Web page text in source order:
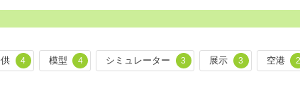
4 模型 4 シミュレーター 3 展示 3 空港 2